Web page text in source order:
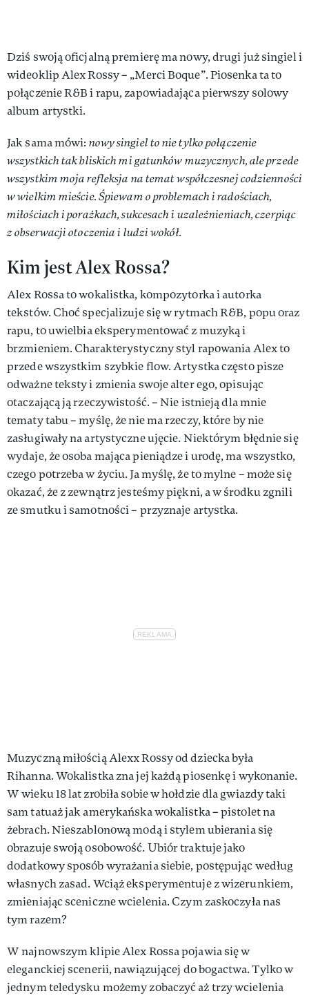
Dziś swoją oficjalną premierę ma nowy, drugi już singiel i
wideoklip Alex Rossy – „Merci Boque”. Piosenka ta to
połączenie R&B i rapu, zapowiadająca pierwszy solowy
album artystki.
Jak sama mówi: nowy singiel to nie tylko połączenie
wszystkich tak bliskich mi gatunków muzycznych, ale przede
wszystkim moja refleksja na temat współczesnej codzienności
w wielkim mieście. Śpiewam o problemach i radościach,
miłościach i porażkach, sukcesach i uzależnieniach, czerpiąc
z obserwacji otoczenia i ludzi wokół.
Kim jest Alex Rossa?
Alex Rossa to wokalistka, kompozytorka i autorka
tekstów. Choć specjalizuje się w rytmach R&B, popu oraz
rapu, to uwielbia eksperymentować z muzyką i
brzmieniem. Charakterystyczny styl rapowania Alex to
przede wszystkim szybkie flow. Artystka często pisze
odważne teksty i zmienia swoje alter ego, opisując
otaczającą ją rzeczywistość. – Nie istnieją dla mnie
tematy tabu – myślę, że nie ma rzeczy, które by nie
zasługiwały na artystyczne ujęcie. Niektórym błędnie się
wydaje, że osoba mająca pieniądze i urodę, ma wszystko,
czego potrzeba w życiu. Ja myślę, że to mylne – może się
okazać, że z zewnątrz jesteśmy piękni, a w środku zgnili
ze smutku i samotności – przyznaje artystka.
Muzyczną miłością Alexx Rossy od dziecka była
Rihanna. Wokalistka zna jej każdą piosenkę i wykonanie.
W wieku 18 lat zrobiła sobie w hołdzie dla gwiazdy taki
sam tatuaż jak amerykańska wokalistka – pistolet na
żebrach. Nieszablonową modą i stylem ubierania się
obrazuje swoją osobowość. Ubiór traktuje jako
dodatkowy sposób wyrażania siebie, postępując według
własnych zasad. Wciąż eksperymentuje z wizerunkiem,
zmieniając sceniczne wcielenia. Czym zaskoczyła nas
tym razem?
W najnowszym klipie Alex Rossa pojawia się w
eleganckiej scenerii, nawiązującej do bogactwa. Tylko w
jednym teledysku możemy zobaczyć aż trzy wcielenia